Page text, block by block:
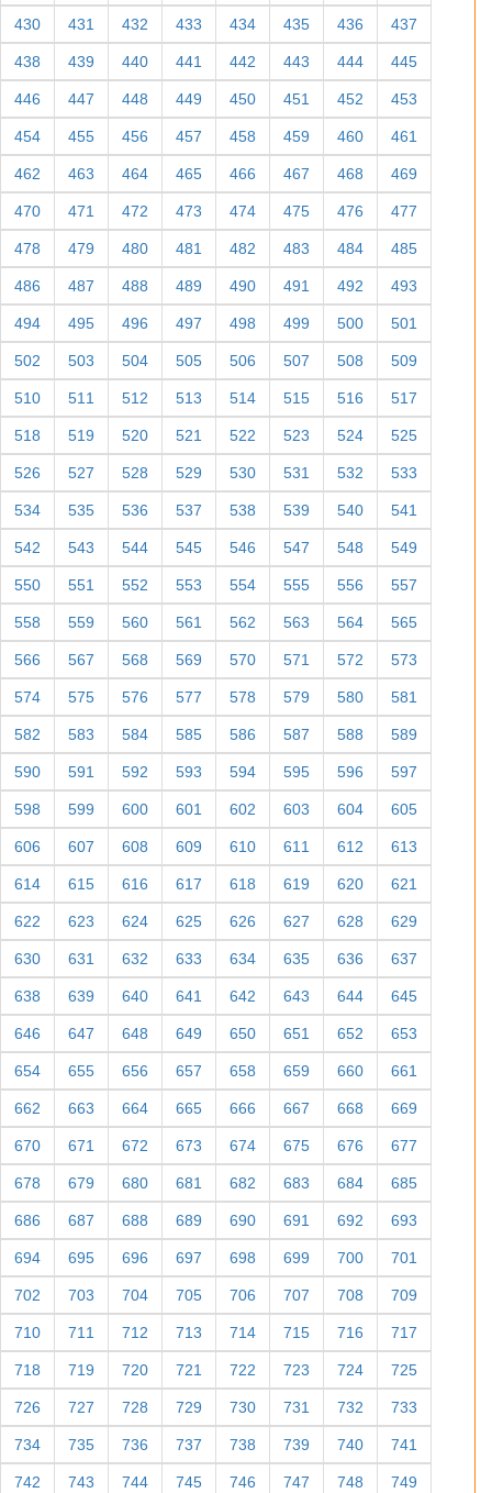
430 431 432 433 434 435 436 437
438 439 440 441 442 443 444 445
446 447 448 449 450 451 452 453
454 455 456 457 458 459 460 461
462 463 464 465 466 467 468 469
470 471 472 473 474 475 476 477
478 479 480 481 482 483 484 485
486 487 488 489 490 491 492 493
494 495 496 497 498 499 500 501
502 503 504 505 506 507 508 509
510 511 512 513 514 515 516 517
518 519 520 521 522 523 524 525
526 527 528 529 530 531 532 533
534 535 536 537 538 539 540 541
542 543 544 545 546 547 548 549
550 551 552 553 554 555 556 557
558 559 560 561 562 563 564 565
566 567 568 569 570 571 572 573
574 575 576 577 578 579 580 581
582 583 584 585 586 587 588 589
590 591 592 593 594 595 596 597
598 599 600 601 602 603 604 605
606 607 608 609 610 611 612 613
614 615 616 617 618 619 620 621
622 623 624 625 626 627 628 629
630 631 632 633 634 635 636 637
638 639 640 641 642 643 644 645
646 647 648 649 650 651 652 653
654 655 656 657 658 659 660 661
662 663 664 665 666 667 668 669
670 671 672 673 674 675 676 677
678 679 680 681 682 683 684 685
686 687 688 689 690 691 692 693
694 695 696 697 698 699 700 701
702 703 704 705 706 707 708 709
710 711 712 713 714 715 716 717
718 719 720 721 722 723 724 725
726 727 728 729 730 731 732 733
734 735 736 737 738 739 740 741
742 743 744 745 746 747 748 749